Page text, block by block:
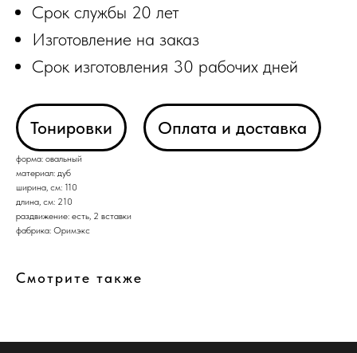
Срок службы 20 лет
Изготовление на заказ
Срок изготовления 30 рабочих дней
Тонировки Оплата и доставка
форма: овальный
материал: дуб
ширина, см: 110
длина, см: 210
раздвижение: есть, 2 вставки
фабрика: Оримэкс
Смотрите также